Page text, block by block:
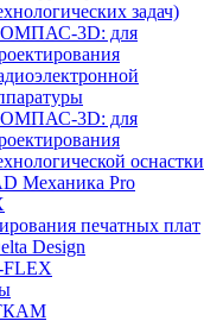
задач)
3D: для
3D: для
оснастки
Механика Pro
печатных плат
Design
FLEX